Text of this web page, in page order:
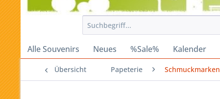
Alle Souvenirs Neues %Sale% Kalender
Übersicht Papeterie Schmuckmarken